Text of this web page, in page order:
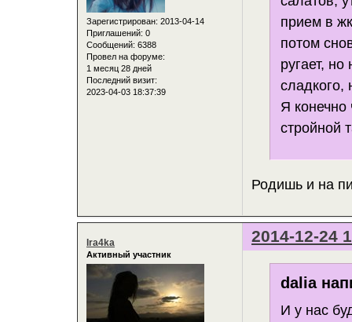
Зарегистрирован: 2013-04-14
Приглашений: 0
Сообщений: 6388
Провел на форуме:
1 месяц 28 дней
Последний визит:
2023-04-03 18:37:39
прием в
потом
ругает,
сладкого,
Я конечно
стройной
Родишь и на
2014-12-24
Ira4ka
Активный участник
dalia
И у нас